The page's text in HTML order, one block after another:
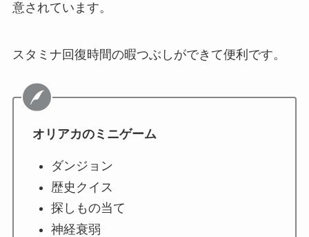
意されています。
スタミナ回復時間の暇つぶしができて便利です。
オリアカのミニゲーム
ダンジョン
歴史クイス
探しもの当て
神経衰弱